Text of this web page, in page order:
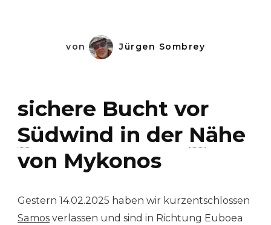
von Jürgen Sombrey
sichere Bucht vor
Südwind in der Nähe
von Mykonos
Gestern 14.02.2025 haben wir kurzentschlossen
Samos verlassen und sind in Richtung Euboea